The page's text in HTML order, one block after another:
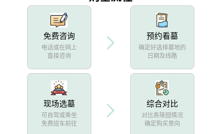
免费咨询
电话或在网上
直接咨询
预约看墓
确定好选择墓地的
日期及线路
现场选墓
可自驾或乘坐
免费班车前往
综合对比
对比各陵园情况
确定购买意向